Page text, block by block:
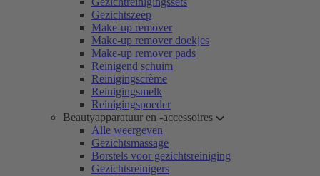
Gezichtszeep
Make-up remover
Make-up remover doekjes
Make-up remover pads
Reinigend schuim
Reinigingscrème
Reinigingsmelk
Reinigingspoeder
Beautyapparatuur en -accessoires
Alle weergeven
Gezichtsmassage
Borstels voor gezichtsreiniging
Gezichtsreinigers